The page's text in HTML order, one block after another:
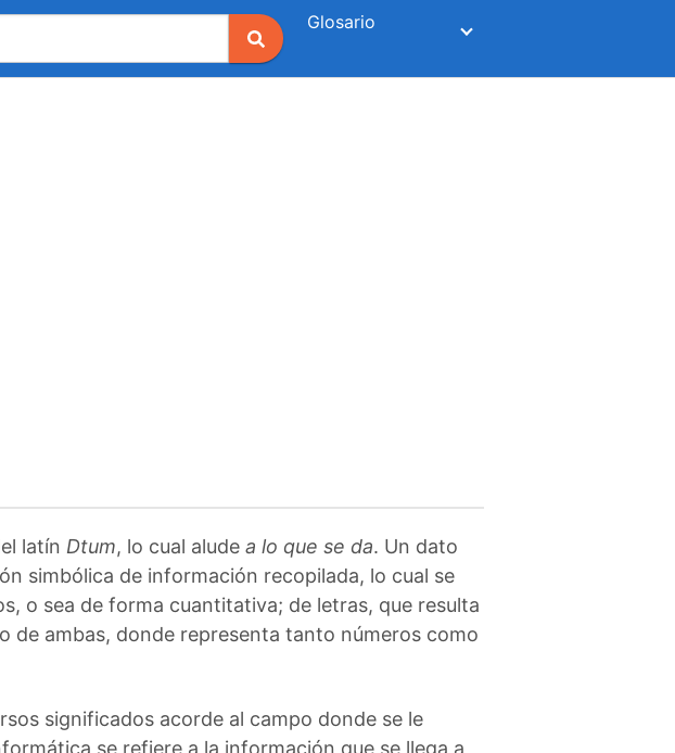
Glosario
latín Dtum, lo cual alude a lo que se da. Un dato
simbólica de información recopilada, lo cual se
o sea de forma cuantitativa; de letras, que resulta
de ambas, donde representa tanto números como
significados acorde al campo donde se le
se refiere a la información que se llega a